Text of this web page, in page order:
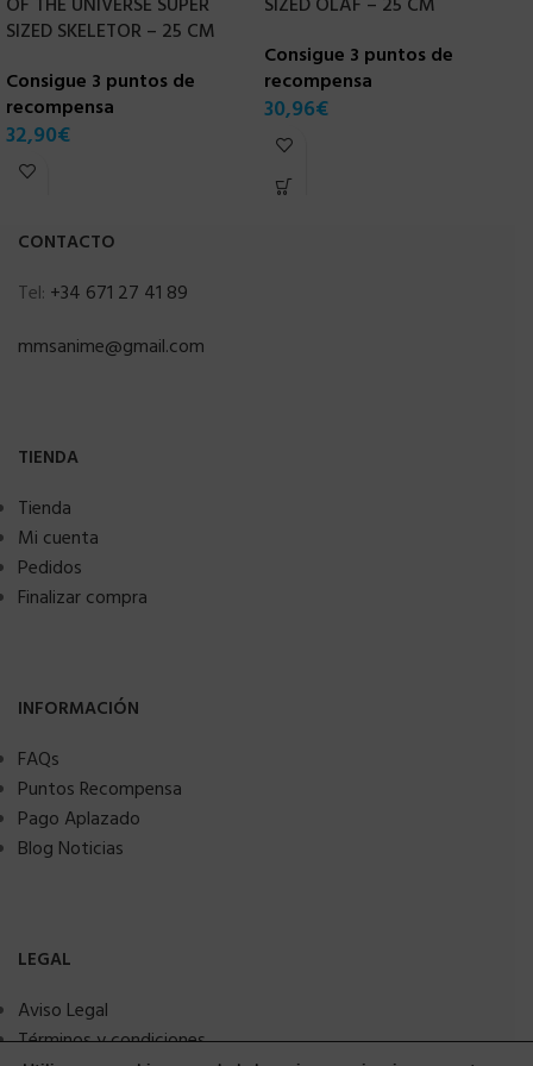
SIZED SKELETOR – 25 CM
Consigue 3 puntos de
recompensa
32,90€
Consigue 3 puntos de
recompensa
30,96€
CONTACTO
Tel: +34 671 27 41 89
mmsanime@gmail.com
TIENDA
Tienda
Mi cuenta
Pedidos
Finalizar compra
INFORMACIÓN
FAQs
Puntos Recompensa
Pago Aplazado
Blog Noticias
LEGAL
Aviso Legal
Términos y condiciones